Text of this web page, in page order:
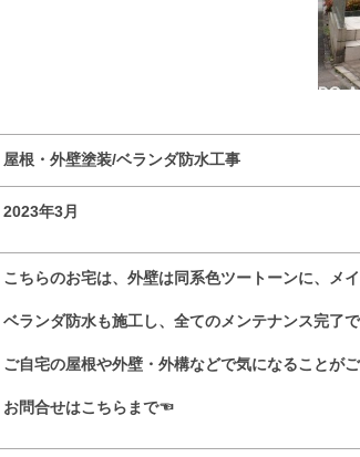
屋根・外壁塗装/ベランダ防水工事
2023年3月
こちらのお宅は、外壁は同系色ツートーンに、メ
ベランダ防水も施工し、全てのメンテナンス完了で
ご自宅の屋根や外壁・外構などで気になることが
お問合せはこちらまで☜